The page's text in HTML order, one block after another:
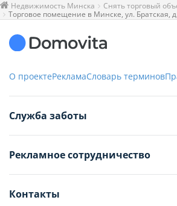
Недвижимость Минска
Снять торговый
Торговое помещение в Минске, ул. Братская,
О проектеРекламаСловарь терминов
Служба заботы
+375 29 376-13-70
+375 33 376-13-70
editor@domovita.by
Рекламное сотрудничество
+375 29 563-15-61 Кристина Филюта
kb@domovita.by
Контакты